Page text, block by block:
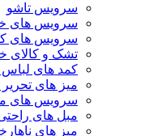
سرویس تاشو
سرویس های
سرویس های
تشک و کالای
کمد های
میز های تحریر
سرویس های
مبل های
میز های